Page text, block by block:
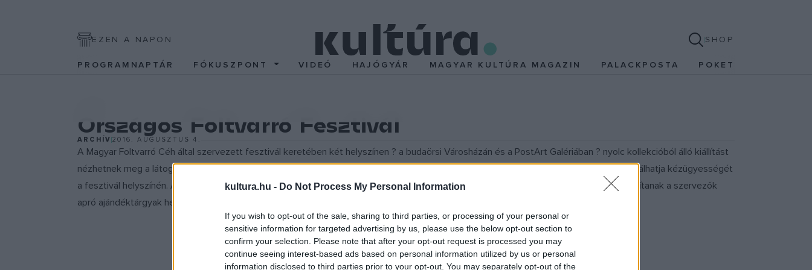
kultura.hu - Do Not Process My Personal Information
If you wish to opt-out of the sale, sharing to third parties, or processing of your personal or
sensitive information for targeted advertising by us, please use the below opt-out section to
confirm your selection. Please note that after your opt-out request is processed you may
continue seeing interest-based ads based on personal information utilized by us or personal
information disclosed to third parties prior to your opt-out. You may separately opt-out of the
EZEN A NAPON SHOP
PROGRAMNAPTÁR FÓKUSZPONT VIDEÓ HAJÓGYÁR MAGYAR KULTÚRA MAGAZIN PALACKPOSTA POKET
Országos Foltvarró Fesztivál
ARCHÍV2016. AUGUSZTUS 4.
A Magyar Foltvarró Céh által szervezett fesztivál keretében két helyszínen ? a budaörsi Városházán és a PostArt Galériában ? nyolc kollekcióból álló kiállítást
nézhetnek meg a látogatók, köztük az idei ?Kémiai elemek? témájú versenyműveket is. Ebben az évben újdonságként, már bárki kipróbálhatja kézügyességét
a fesztivál helyszínén. A PostArt Galéria udvarán nyitott műhelyfoglalkozásokon vehetnek részt az érdeklődők, ahol lehetőséget biztosítanak a szervezők
apró ajándéktárgyak helybeni megvarrására szakértő foltvarrók segítségével.